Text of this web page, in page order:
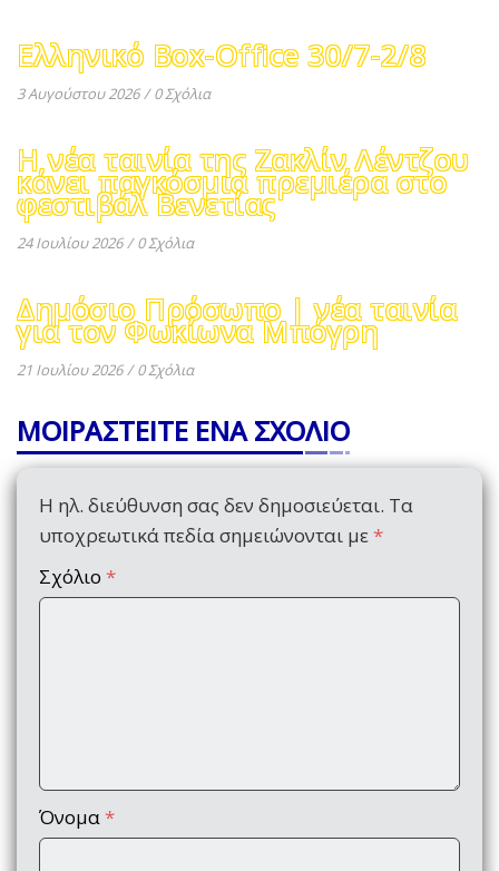
Ελληνικό Box-Office 30/7-2/8
3 Αυγούστου 2026 / 0 Σχόλια
Η νέα ταινία της Ζακλίν Λέντζου
κάνει παγκόσμια πρεμιέρα στο
φεστιβάλ Βενετίας
24 Ιουλίου 2026 / 0 Σχόλια
Δημόσιο Πρόσωπο | νέα ταινία
για τον Φωκίωνα Μπόγρη
21 Ιουλίου 2026 / 0 Σχόλια
ΜΟΙΡΑΣΤΕΙΤΕ ΕΝΑ ΣΧΟΛΙΟ
Η ηλ. διεύθυνση σας δεν δημοσιεύεται. Τα
υποχρεωτικά πεδία σημειώνονται με *
Σχόλιο *
Όνομα *